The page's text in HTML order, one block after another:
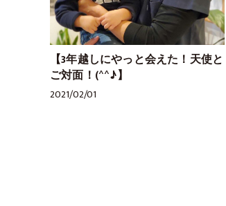
【3年越しにやっと会えた！天使と
ご対面！(^^♪】
2021/02/01